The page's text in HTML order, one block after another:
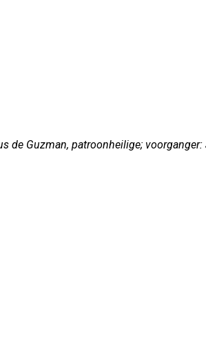
de Guzman, patroonheilige;